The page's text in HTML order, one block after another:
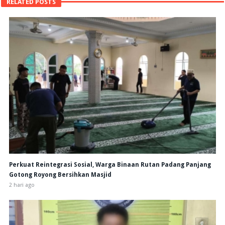
RELATED POSTS
Perkuat Reintegrasi Sosial, Warga Binaan Rutan Padang Panjang
Gotong Royong Bersihkan Masjid
2 hari ago